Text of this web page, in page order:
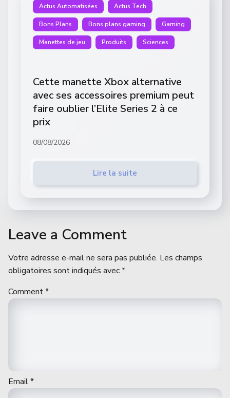
Actus Automatisées Actus Tech
Bons Plans Bons plans gaming Gaming
Manettes de jeu Produits Sciences
Cette manette Xbox alternative
avec ses accessoires premium peut
faire oublier l’Elite Series 2 à ce
prix
08/08/2026
Lire la suite
Leave a Comment
Votre adresse e-mail ne sera pas publiée. Les champs
obligatoires sont indiqués avec*
Comment*
Email*